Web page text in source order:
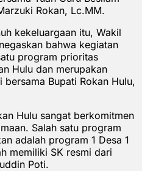
Rokan, Lc.MM.
kekeluargaan itu, Wakil
bahwa kegiatan
program prioritas
Hulu dan merupakan
Bupati Rokan Hulu,
Hulu sangat berkomitmen
Salah satu program
adalah program 1 Desa 1
memiliki SK resmi dari
Poti.